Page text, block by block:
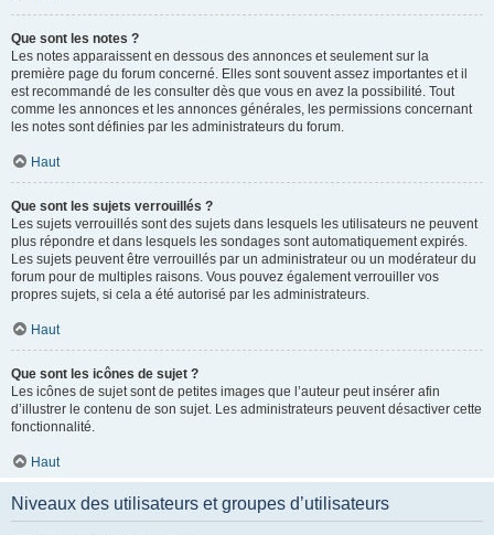
Que sont les notes ?
Les notes apparaissent en dessous des annonces et seulement sur la
première page du forum concerné. Elles sont souvent assez importantes et il
est recommandé de les consulter dès que vous en avez la possibilité. Tout
comme les annonces et les annonces générales, les permissions concernant
les notes sont définies par les administrateurs du forum.
Haut
Que sont les sujets verrouillés ?
Les sujets verrouillés sont des sujets dans lesquels les utilisateurs ne peuvent
plus répondre et dans lesquels les sondages sont automatiquement expirés.
Les sujets peuvent être verrouillés par un administrateur ou un modérateur du
forum pour de multiples raisons. Vous pouvez également verrouiller vos
propres sujets, si cela a été autorisé par les administrateurs.
Haut
Que sont les icônes de sujet ?
Les icônes de sujet sont de petites images que l’auteur peut insérer afin
d’illustrer le contenu de son sujet. Les administrateurs peuvent désactiver cette
fonctionnalité.
Haut
Niveaux des utilisateurs et groupes d’utilisateurs